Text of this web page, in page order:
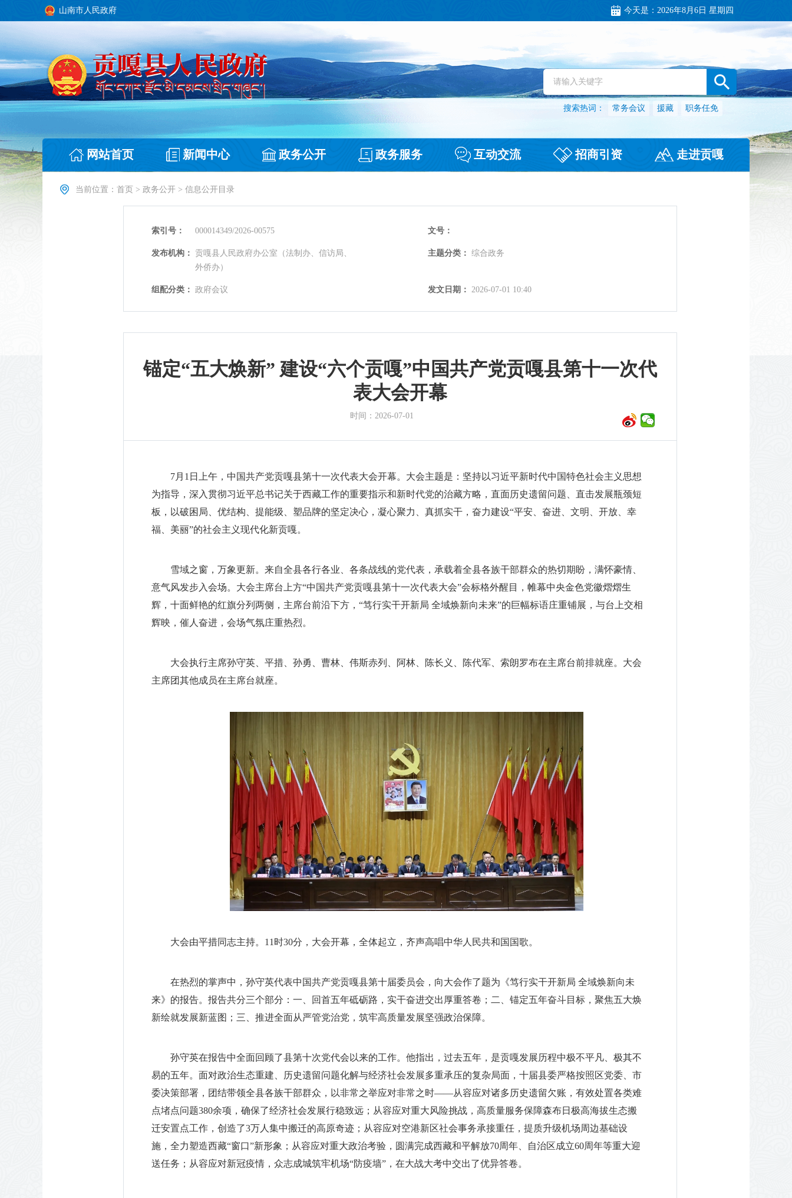
山南市人民政府 今天是： 2026年8月6日 星期四
搜索热词： 常务会议 援藏 职务任免
网站首页 新闻中心 政务公开 政务服务 互动交流 招商引资 走进贡嘎
当前位置： 首页 > 政务公开 > 信息公开目录
索引号： 000014349/2026-00575 文号：
发布机构： 贡嘎县人民政府办公室（法制办、信访局、
外侨办）
主题分类： 综合政务
组配分类： 政府会议 发文日期： 2026-07-01 10:40
锚定“五大焕新” 建设“六个贡嘎”中国共产党贡嘎县第十一次代
表大会开幕
时间： 2026-07-01
7月1日上午，中国共产党贡嘎县第十一次代表大会开幕。大会主题是：坚持以习近平新时代中国特色社会主义思想
为指导，深入贯彻习近平总书记关于西藏工作的重要指示和新时代党的治藏方略，直面历史遗留问题、直击发展瓶颈短
板，以破困局、优结构、提能级、塑品牌的坚定决心，凝心聚力、真抓实干，奋力建设“平安、奋进、文明、开放、幸
福、美丽”的社会主义现代化新贡嘎。
雪域之窗，万象更新。来自全县各行各业、各条战线的党代表，承载着全县各族干部群众的热切期盼，满怀豪情、
意气风发步入会场。大会主席台上方“中国共产党贡嘎县第十一次代表大会”会标格外醒目，帷幕中央金色党徽熠熠生
辉，十面鲜艳的红旗分列两侧，主席台前沿下方，“笃行实干开新局 全域焕新向未来”的巨幅标语庄重铺展，与台上交相
辉映，催人奋进，会场气氛庄重热烈。
大会执行主席孙守英、平措、孙勇、曹林、伟斯赤列、阿林、陈长义、陈代军、索朗罗布在主席台前排就座。大会
主席团其他成员在主席台就座。
大会由平措同志主持。11时30分，大会开幕，全体起立，齐声高唱中华人民共和国国歌。
在热烈的掌声中，孙守英代表中国共产党贡嘎县第十届委员会，向大会作了题为《笃行实干开新局 全域焕新向未
来》的报告。报告共分三个部分：一、回首五年砥砺路，实干奋进交出厚重答卷；二、锚定五年奋斗目标，聚焦五大焕
新绘就发展新蓝图；三、推进全面从严管党治党，筑牢高质量发展坚强政治保障。
孙守英在报告中全面回顾了县第十次党代会以来的工作。他指出，过去五年，是贡嘎发展历程中极不平凡、极其不
易的五年。面对政治生态重建、历史遗留问题化解与经济社会发展多重承压的复杂局面，十届县委严格按照区党委、市
委决策部署，团结带领全县各族干部群众，以非常之举应对非常之时——从容应对诸多历史遗留欠账，有效处置各类难
点堵点问题380余项，确保了经济社会发展行稳致远；从容应对重大风险挑战，高质量服务保障森布日极高海拔生态搬
迁安置点工作，创造了3万人集中搬迁的高原奇迹；从容应对空港新区社会事务承接重任，提质升级机场周边基础设
施，全力塑造西藏“窗口”新形象；从容应对重大政治考验，圆满完成西藏和平解放70周年、自治区成立60周年等重大迎
送任务；从容应对新冠疫情，众志成城筑牢机场“防疫墙”，在大战大考中交出了优异答卷。